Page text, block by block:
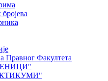
Правног Факултета